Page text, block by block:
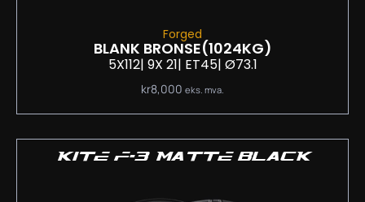
Forged
BLANK BRONSE(1024KG)
5X112| 9X 21| ET45| Ø73.1
kr8,000 eks. mva.
KITE F-3 MATTE BLACK